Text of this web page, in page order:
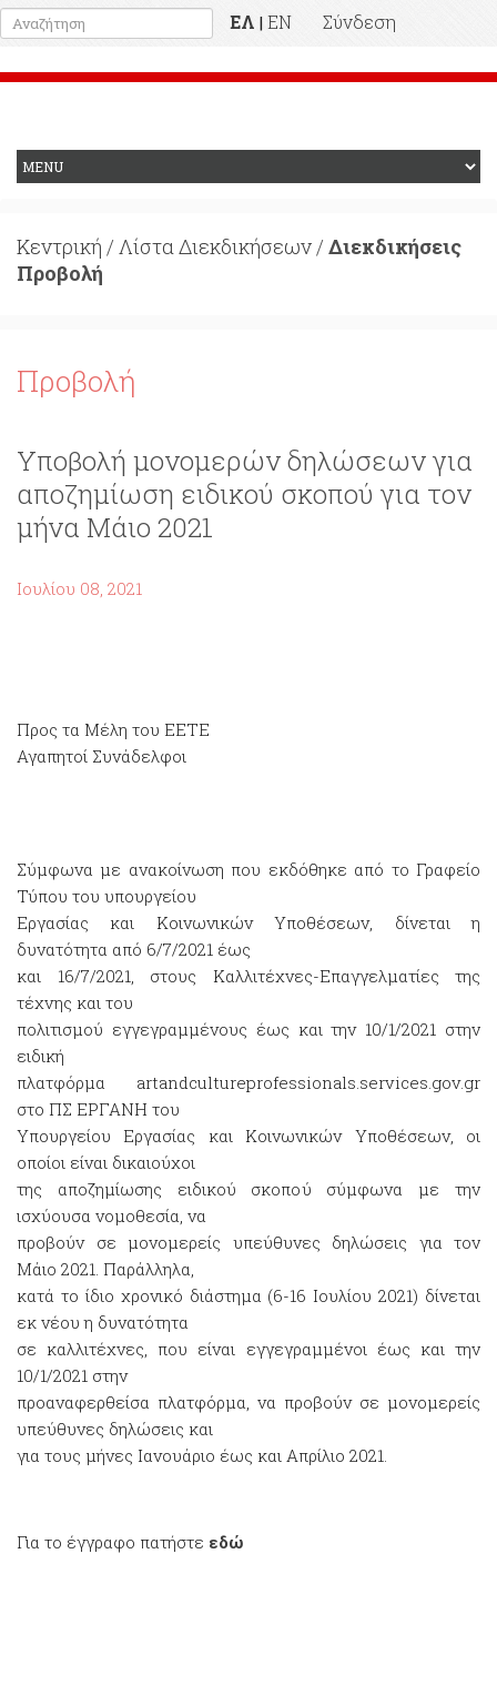
ΕΛ | EN
Σύνδεση
Κεντρική / Λίστα Διεκδικήσεων/ Διεκδικήσεις
Προβολή
Προβολή
Υποβολή μονομερών δηλώσεων για
αποζημίωση ειδικού σκοπού για τον
μήνα Μάιο 2021
Ιουλίου 08, 2021
Προς τα Μέλη του ΕΕΤΕ
Αγαπητοί Συνάδελφοι
Σύμφωνα με ανακοίνωση που εκδόθηκε από το Γραφείο
Τύπου του υπουργείου
Εργασίας και Κοινωνικών Υποθέσεων, δίνεται η
δυνατότητα από 6/7/2021 έως
και 16/7/2021, στους Καλλιτέχνες-Επαγγελματίες της
τέχνης και του
πολιτισμού εγγεγραμμένους έως και την 10/1/2021 στην
ειδική
πλατφόρμα artandcultureprofessionals.services.gov.gr
στο ΠΣ ΕΡΓΑΝΗ του
Υπουργείου Εργασίας και Κοινωνικών Υποθέσεων, οι
οποίοι είναι δικαιούχοι
της αποζημίωσης ειδικού σκοπού σύμφωνα με την
ισχύουσα νομοθεσία, να
προβούν σε μονομερείς υπεύθυνες δηλώσεις για τον
Μάιο 2021. Παράλληλα,
κατά το ίδιο χρονικό διάστημα (6-16 Ιουλίου 2021) δίνεται
εκ νέου η δυνατότητα
σε καλλιτέχνες, που είναι εγγεγραμμένοι έως και την
10/1/2021 στην
προαναφερθείσα πλατφόρμα, να προβούν σε μονομερείς
υπεύθυνες δηλώσεις και
για τους μήνες Ιανουάριο έως και Απρίλιο 2021.
Για το έγγραφο πατήστε εδώ